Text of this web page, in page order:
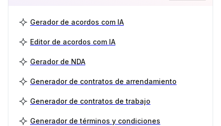
Gerador de acordos com IA
Editor de acordos com IA
Gerador de NDA
Generador de contratos de arrendamiento
Generador de contratos de trabajo
Generador de términos y condiciones